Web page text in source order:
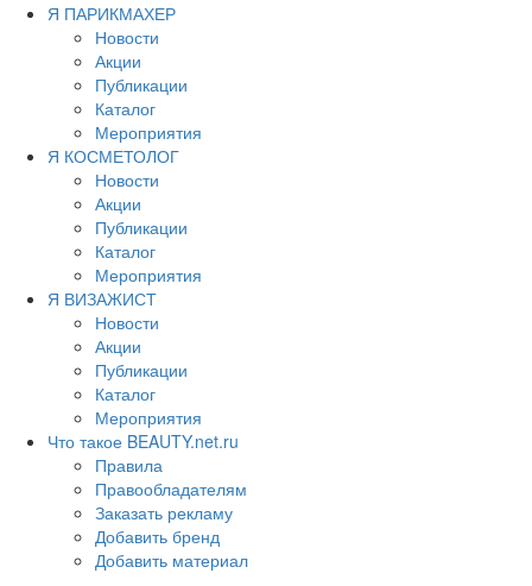
Я ПАРИКМАХЕР
Новости
Акции
Публикации
Каталог
Мероприятия
Я КОСМЕТОЛОГ
Новости
Акции
Публикации
Каталог
Мероприятия
Я ВИЗАЖИСТ
Новости
Акции
Публикации
Каталог
Мероприятия
Что такое BEAUTY.net.ru
Правила
Правообладателям
Заказать рекламу
Добавить бренд
Добавить материал